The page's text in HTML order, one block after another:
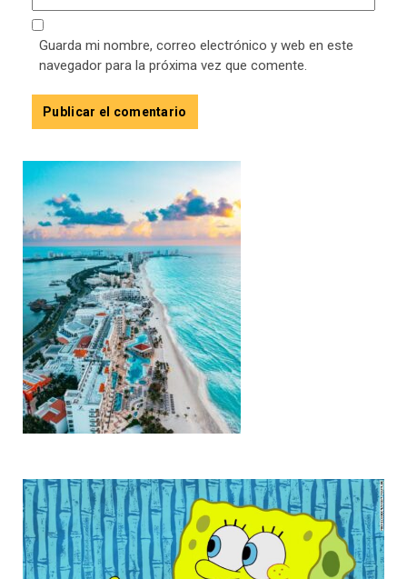
Guarda mi nombre, correo electrónico y web en este
navegador para la próxima vez que comente.